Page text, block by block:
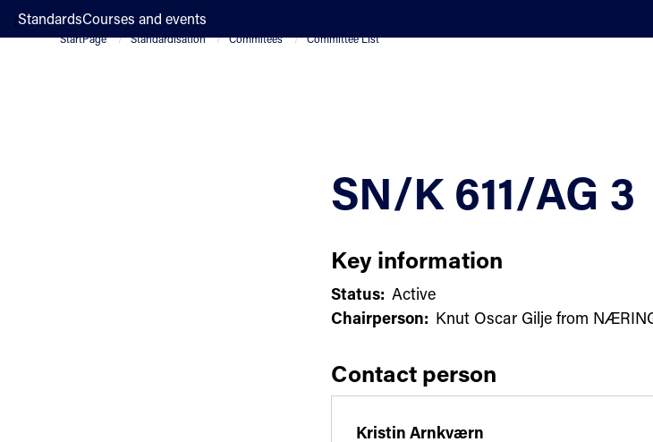
;StandardsCourses and events
StartPage Standardisation Commitees Committee List
SN/K 611/AG 3
Key information
Status: Active
Chairperson: Knut Oscar Gilje from
Contact person
Kristin Arnkværn